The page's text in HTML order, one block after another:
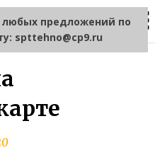
предложений по
spttehno@cp9.ru